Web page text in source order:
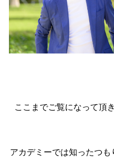
ここまでご覧になって頂
アカデミーでは知ったつ